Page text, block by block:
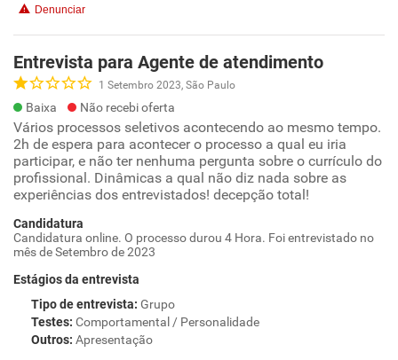
Denunciar
Entrevista para Agente de atendimento
1 Setembro 2023, São Paulo
Baixa Não recebi oferta
Vários processos seletivos acontecendo ao mesmo tempo.
2h de espera para acontecer o processo a qual eu iria
participar, e não ter nenhuma pergunta sobre o currículo do
profissional. Dinâmicas a qual não diz nada sobre as
experiências dos entrevistados! decepção total!
Candidatura
Candidatura online. O processo durou 4 Hora. Foi entrevistado no
mês de Setembro de 2023
Estágios da entrevista
Tipo de entrevista: Grupo
Testes: Comportamental / Personalidade
Outros: Apresentação